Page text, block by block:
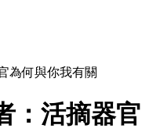
為何與你我有關
：活摘器官